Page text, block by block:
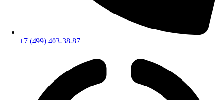
+7 (499) 403-38-87